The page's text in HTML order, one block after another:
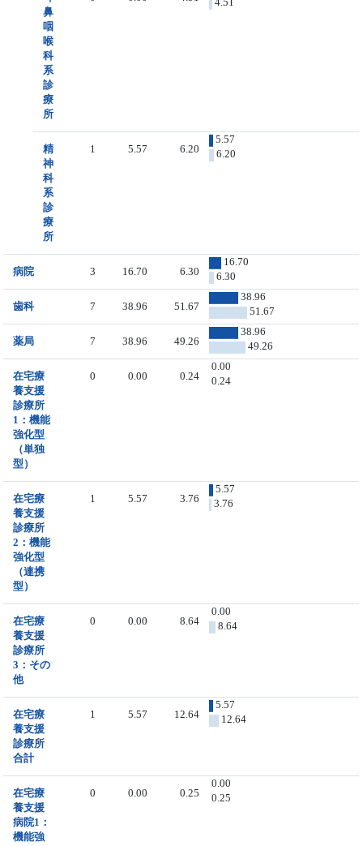
鼻
咽
喉
科
系
診
療
所
精
神
科
系
診
療
所
1 5.57 6.20
5.57
6.20
病院 3 16.70 6.30
16.70
6.30
歯科 7 38.96 51.67
38.96
51.67
薬局 7 38.96 49.26
38.96
49.26
在宅療
養支援
診療所
1：機能
強化型
（単独
型）
0 0.00 0.24
0.00
0.24
在宅療
養支援
診療所
2：機能
強化型
（連携
型）
1 5.57 3.76
5.57
3.76
在宅療
養支援
診療所
3：その
他
0 0.00 8.64
0.00
8.64
在宅療
養支援
診療所
合計
1 5.57 12.64
5.57
12.64
在宅療
養支援
病院1：
機能強
0 0.00 0.25
0.00
0.25